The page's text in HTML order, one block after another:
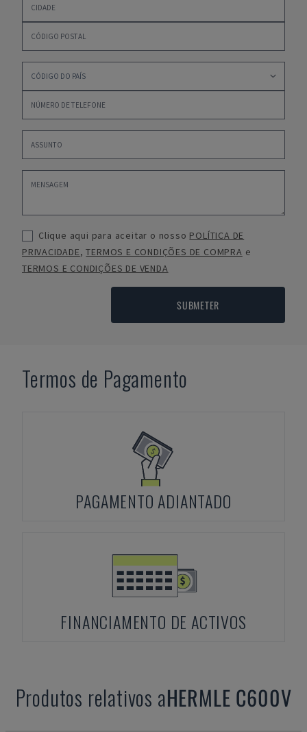
Clique aqui para aceitar o nosso POLÍTICA DE
PRIVACIDADE,TERMOS E CONDIÇÕES DE COMPRA e
TERMOS E CONDIÇÕES DE VENDA
SUBMETER
Termos de Pagamento
PAGAMENTO ADIANTADO
FINANCIAMENTO DE ACTIVOS
Produtos relativos aHERMLE C600V